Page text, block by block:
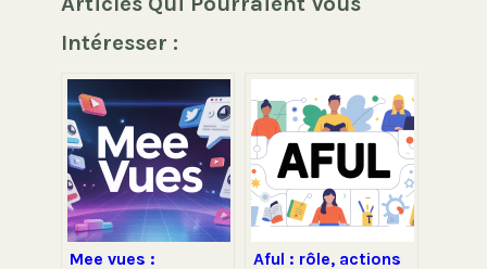
Intéresser :
Mee vues : Aful : rôle, actions